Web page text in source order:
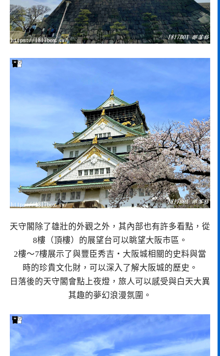
天守閣除了雄壯的外觀之外，其內部也有許多看點，從
8樓（頂樓）的展望台可以眺望大阪市區。
2樓～7樓展示了與豐臣秀吉・大阪城相關的史料與當
時的珍貴文化財，可以深入了解大阪城的歷史。
日落後的天守閣會點上夜燈，旅人可以感受與白天大異
其趣的夢幻浪漫氛圍。